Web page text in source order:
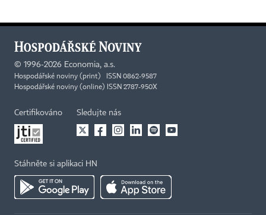
© 1996-2026 Economia, a.s.
Hospodářské noviny (print) ISSN 0862-9587
Hospodářské noviny (online) ISSN 2787-950X
Certifikováno Sledujte nás
Stáhněte si aplikaci HN